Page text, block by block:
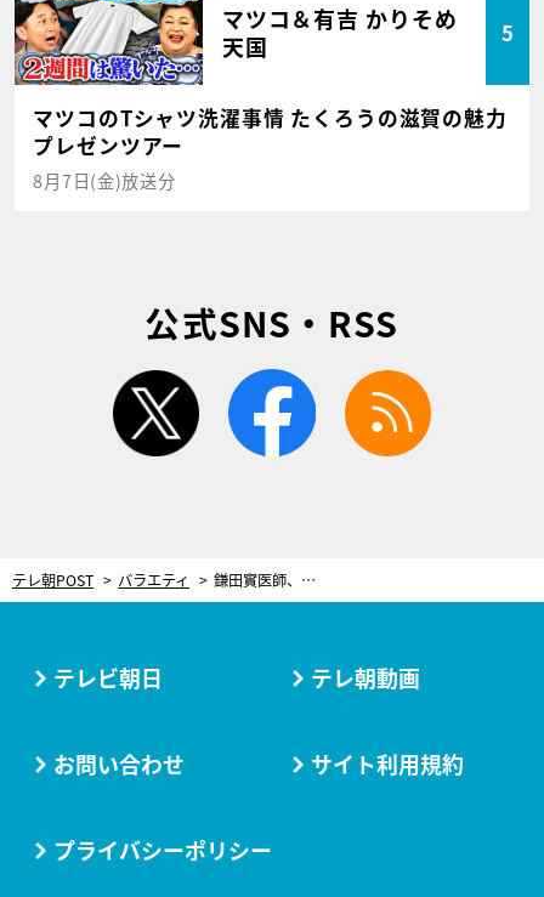
マツコ＆有吉 かりそめ
天国
5
マツコのTシャツ洗濯事情 たくろうの滋賀の魅力
プレゼンツアー
8月7日(金)放送分
公式SNS・RSS
twitter facebook
テレ朝POST バラエティ 鎌田實医師、『がんばらない』から20年。60代からの減量をきっかけに“ズボラ体操”を考案
テレビ朝日 テレ朝動画
お問い合わせ サイト利用規約
プライバシーポリシー